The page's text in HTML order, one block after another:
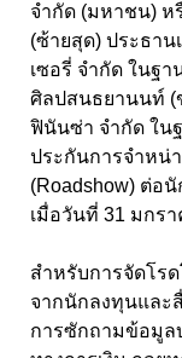
จำกัด (มหาชน) ห
(ซ้ายสุด) ประธา
เซอรี่ จำกัด ในฐ
ศิลปสนธยานนท์ (
ฟินันซ่า จำกัด ใน
ประกันการจำหน่
(Roadshow) ต่อ
เมื่อวันที่ 31 มกร
สำหรับการจัดโร
จากนักลงทุนและ
การซักถามข้อมูล